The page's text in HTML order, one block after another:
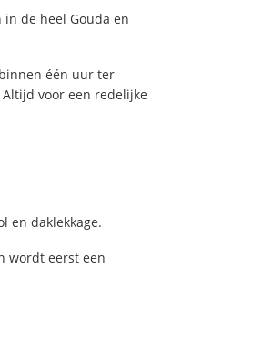
de heel Gouda en
één uur ter
voor een redelijke
en daklekkage.
wordt eerst een